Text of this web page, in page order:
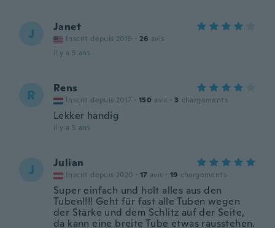
J Janet
Inscrit depuis 2019 · 26 avis
il y a 5 ans
R Rens
Inscrit depuis 2017 · 150 avis · 3 chargements
Lekker handig
il y a 5 ans
J Julian
Inscrit depuis 2020 · 17 avis · 19 chargements
Super einfach und holt alles aus den
Tuben!!!! Geht für fast alle Tuben wegen
der Stärke und dem Schlitz auf der Seite,
da kann eine breite Tube etwas rausstehen.